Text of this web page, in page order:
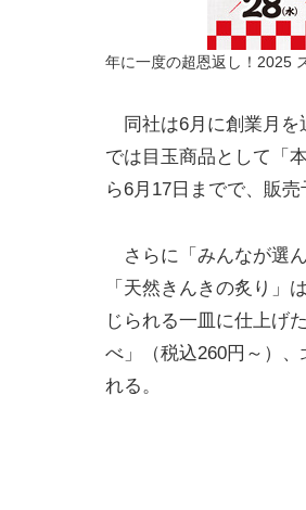
年に一度の超恩返し！2025
同社は6月に創業月を
では目玉商品として「
ら6月17日までで、販
さらに「みんなが選
「天然きんきの炙り」
じられる一皿に仕上げ
べ」（税込260円～）
れる。